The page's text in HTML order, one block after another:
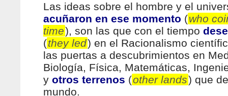
Las ideas sobre el hombre y el
acuñaron en ese momento (who
time), son las que con el tiempo
(they led) en el Racionalismo
las puertas a descubrimientos en
Biología, Física, Matemáticas,
y otros terrenos (other lands) que
mundo.